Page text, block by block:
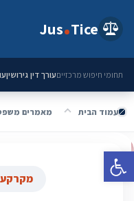
פתח סרגל נגישות
Jus Tice
תחומי חיפוש מרכזייםעורך דין גירושין
עמוד הבית מאמרים